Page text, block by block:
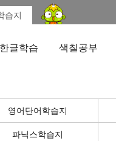
습지
한글학습 색칠공부
영어단어학습지
파닉스학습지